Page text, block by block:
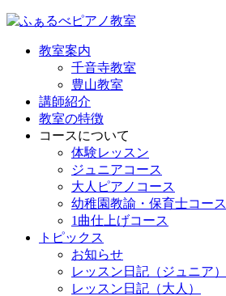
教室案内
千音寺教室
豊山教室
講師紹介
教室の特徴
コースについて
体験レッスン
ジュニアコース
大人ピアノコース
幼稚園教諭・保育士コース
1曲仕上げコース
トピックス
お知らせ
レッスン日記（ジュニア）
レッスン日記（大人）